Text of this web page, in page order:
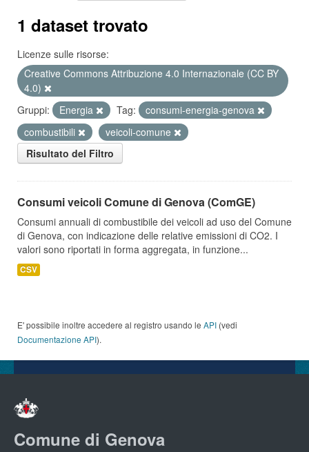
1 dataset trovato
Licenze sulle risorse:
Creative Commons Attribuzione 4.0 Internazionale (CC BY
4.0)
Gruppi:
Energia Tag:
consumi-energia-genova
combustibili
veicoli-comune
Risultato del Filtro
Consumi veicoli Comune di Genova (ComGE)
Consumi annuali di combustibile dei veicoli ad uso del Comune
di Genova, con indicazione delle relative emissioni di CO2. I
valori sono riportati in forma aggregata, in funzione...
CSV
E' possibile inoltre accedere al registro usando le API (vedi
Documentazione API).
Comune di Genova